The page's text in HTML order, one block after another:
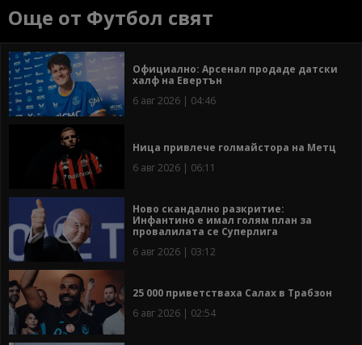
Още от Футбол свят
Официално: Арсенал продаде датски
халф на Евертън
6 авг 2026 | 04:46
Ница привлече голмайстора на Метц
6 авг 2026 | 06:11
Ново скандално разкритие:
Инфантино е имал голям план за
провалилата се Суперлига
6 авг 2026 | 03:12
25 000 приветстваха Салах в Трабзон
6 авг 2026 | 02:54